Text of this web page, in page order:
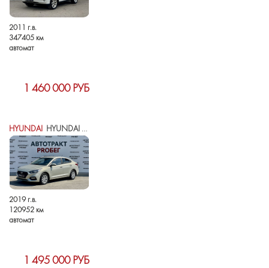
2011 г.в.
347405 км
автомат
1 460 000 РУБ
HYUNDAI HYUNDAI SOLARIS II
2019 г.в.
120952 км
автомат
1 495 000 РУБ